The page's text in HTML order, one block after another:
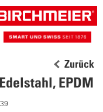
Zurück
EPDM